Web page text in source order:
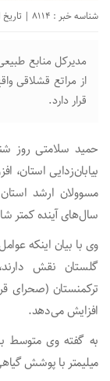
شناسه خبر : 8114 | تاریخ انتشار : 28 خرداد 1402 - 0:50 |
از مراتع قشلاقی
قرار دارد.
حمید سلامتی روز
بیابان‌زدایی استان،
مسوولان ارشد
سال‌های آینده کمتر
وی با بیان اینکه
گلستان نقش
ترکمنستان (صحرای
افزایش می‌دهد.
میلیمتر با پوشش